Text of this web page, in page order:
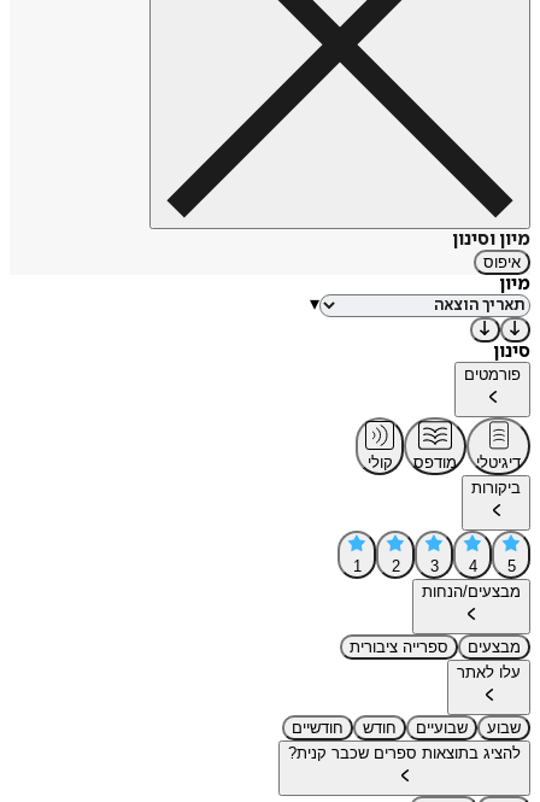
מיון וסינון
איפוס
מיון
▾
סינון
פורמטים
דיגיטלי מודפס
קולי
ביקורות
5
4
3
2
1
מבצעים/הנחות
מבצעים
ספרייה ציבורית
עלו לאתר
שבוע שבועיים חודש
חודשיים
להציג בתוצאות ספרים שכבר קנית?